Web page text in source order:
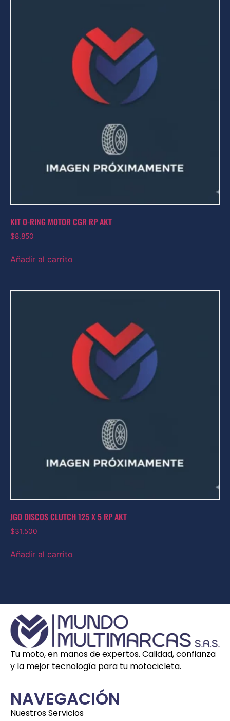
KIT O-RING MOTOR CGR RP AKT
$8,850
Añadir al carrito
JGO DISCOS CLUTCH 125 X 5 RP AKT
$31,500
Añadir al carrito
Tu moto, en manos de expertos. Calidad, confianza
y la mejor tecnología para tu motocicleta.
NAVEGACIÓN
Nuestros Servicios